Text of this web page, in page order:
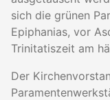
sich die grünen
Epiphanias, vor
Trinitatiszeit am
Der